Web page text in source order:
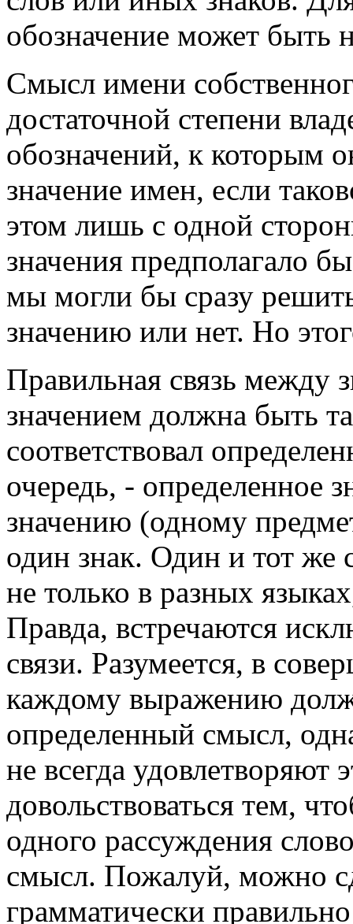
обозначение может быть
Смысл имени
достаточной степени
обозначений, к которым
значение имен, если
этом лишь с одной
значения предполагало
мы могли бы сразу
значению или нет. Но
Правильная связь между
значением должна быть
соответствовал
очередь, - определенное
значению (одному
один знак. Один и тот же
не только в разных
Правда, встречаются
связи. Разумеется, в
каждому выражению
определенный смысл,
не всегда
довольствоваться тем,
одного рассуждения
смысл. Пожалуй, можно
грамматически